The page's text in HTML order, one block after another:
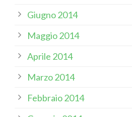
Giugno 2014
Maggio 2014
Aprile 2014
Marzo 2014
Febbraio 2014